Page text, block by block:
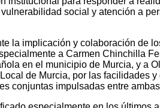
social y atención a
la implicación y colaboración de
a Carmen Chinchilla
en el municipio de Murcia, y a
de Murcia, por las facilidades y
conjuntas impulsadas entre